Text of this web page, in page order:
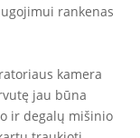
rankenas
kamera
jau būna
ir degalų mišinio